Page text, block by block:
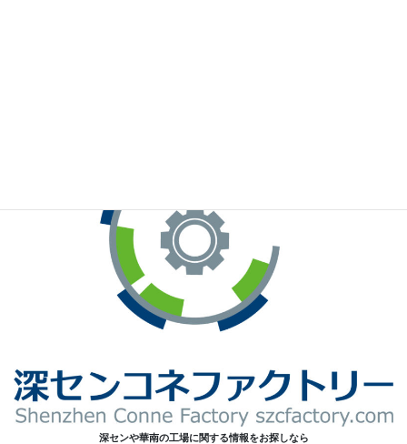
深センや華南の工場に関する情報をお探しなら